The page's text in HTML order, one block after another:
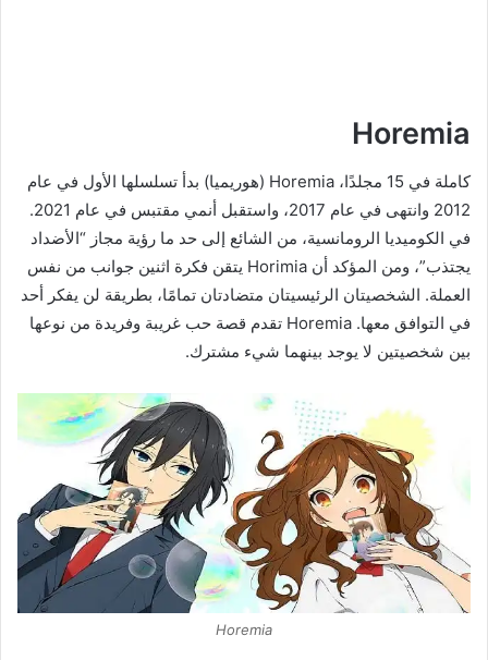
Horemia
كاملة في 15 مجلدًا، Horemia (هوريميا) بدأ تسلسلها الأول في عام
2012 وانتهى في عام 2017، واستقبل أنمي مقتبس في عام 2021.
في الكوميديا ​​الرومانسية، من الشائع إلى حد ما رؤية مجاز “الأضداد
يجتذب”، ومن المؤكد أن Horimia يتقن فكرة اثنين جوانب من نفس
العملة. الشخصيتان الرئيسيتان متضادتان تمامًا، بطريقة لن يفكر أحد
في التوافق معها. Horemia تقدم قصة حب غريبة وفريدة من نوعها
بين شخصيتين لا يوجد بينهما شيء مشترك.
Horemia